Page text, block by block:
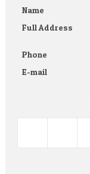
Name
Full Address
Phone
E-mail